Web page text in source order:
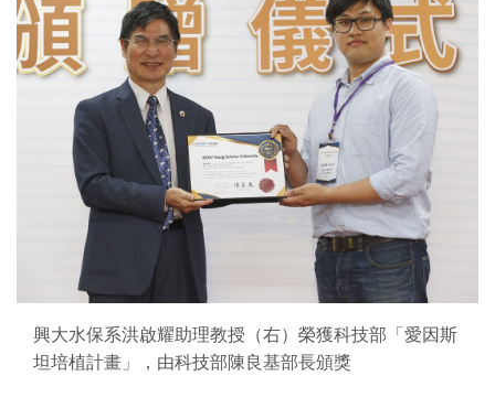
興大水保系洪啟耀助理教授（右）榮獲科技部「愛因斯
坦培植計畫」，由科技部陳良基部長頒獎